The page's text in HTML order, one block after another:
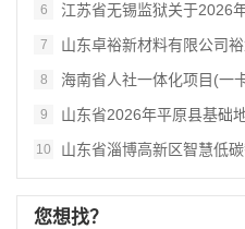
6 江苏省无锡监狱关于2026
7 山东卓裕新材料有限公司
8 海南省人社一体化项目(一
9 山东省2026年平原县基础
10 山东省淄博高新区智慧低
您想找？